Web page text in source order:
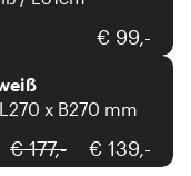
€ 99,-
Fabas Luce
x B270 mm
€ 177,- € 139,-